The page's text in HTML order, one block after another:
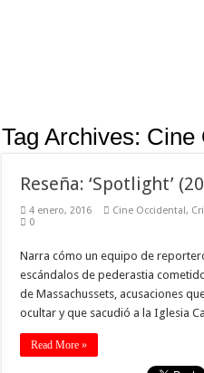
Tag Archives: Cine
Reseña: ‘Spotlight’
4 enero, 2016 Cine Occidental,
0
Narra cómo un equipo de
escándalos de pederastia
de Massachussets, acusaciones
ocultar y que sacudió a la Iglesia
Read More »